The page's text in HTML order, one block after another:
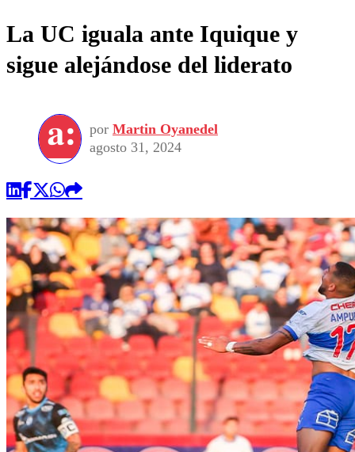
La UC iguala ante Iquique y
sigue alejándose del liderato
por Martin Oyanedel
agosto 31, 2024